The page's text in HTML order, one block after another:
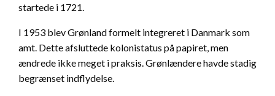
startede i 1721.
I 1953 blev Grønland formelt integreret i Danmark som
amt. Dette afsluttede kolonistatus på papiret, men
ændrede ikke meget i praksis. Grønlændere havde stadig
begrænset indflydelse.